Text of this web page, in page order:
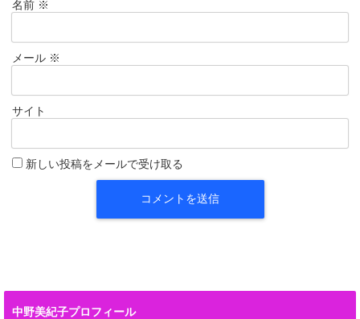
名前 ※
メール ※
サイト
新しい投稿をメールで受け取る
中野美紀子プロフィール